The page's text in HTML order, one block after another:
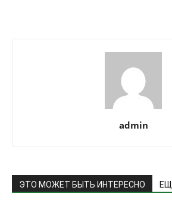
admin
ЭТО МОЖЕТ БЫТЬ ИНТЕРЕСНО